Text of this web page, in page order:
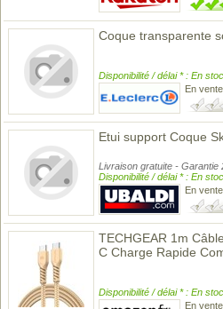
Coque transparente
Disponibilité / délai * : En
En
Etui support Coque
Livraison gratuite - Garantie
Disponibilité / délai * : En
En
TECHGEAR 1m
C Charge Rapide
Disponibilité / délai * : En
En